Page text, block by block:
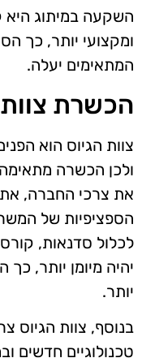
השקעה במיתוג היא
ומקצועי יותר, כך
המתאימים יעלה.
הכשרת צוות
צוות הגיוס הוא
ולכן הכשרה מתאימה
את צרכי החברה, את
הספציפיות של
לכלול סדנאות,
יהיה מיומן יותר, כך
יותר.
בנוסף, צוות הגיוס
טכנולוגיים